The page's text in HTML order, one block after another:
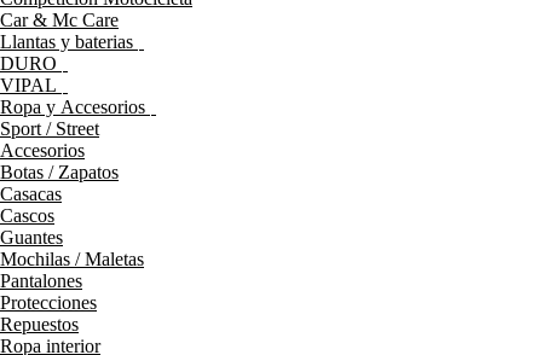
Car & Mc Care
Llantas y baterias
DURO
VIPAL
Ropa y Accesorios
Sport / Street
Accesorios
Botas / Zapatos
Casacas
Cascos
Guantes
Mochilas / Maletas
Pantalones
Protecciones
Repuestos
Ropa interior